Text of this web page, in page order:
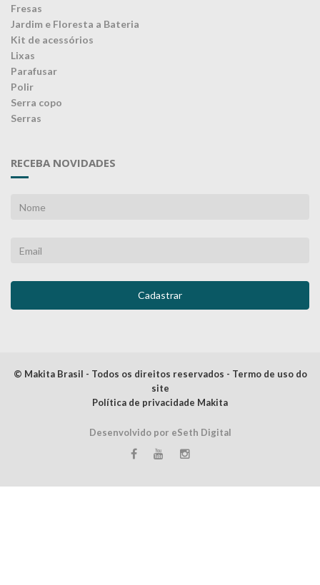
Fresas
Jardim e Floresta a Bateria
Kit de acessórios
Lixas
Parafusar
Polir
Serra copo
Serras
RECEBA NOVIDADES
© Makita Brasil - Todos os direitos reservados - Termo de uso do
site
Política de privacidade Makita
Desenvolvido por eSeth Digital